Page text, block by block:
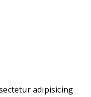
adipisicing